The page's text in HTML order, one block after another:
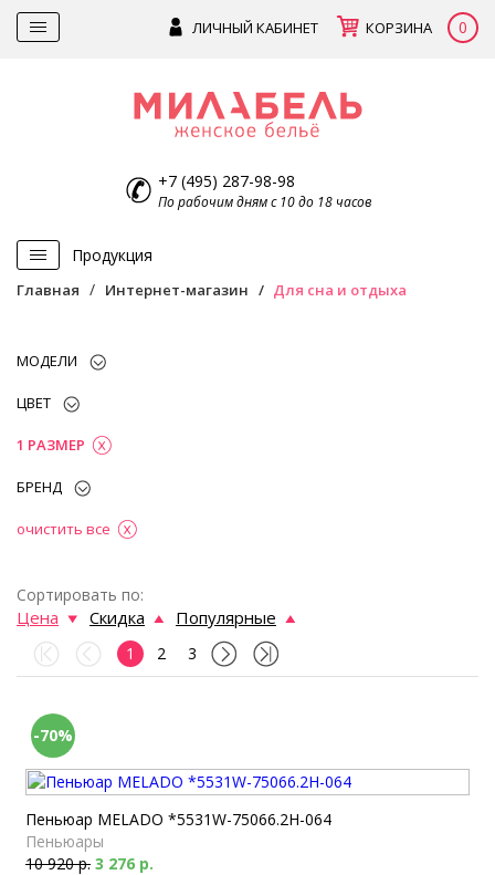
ЛИЧНЫЙ КАБИНЕТ КОРЗИНА 0
+7 (495) 287-98-98
По рабочим дням с 10 до 18 часов
Продукция
Главная Интернет-магазин Для сна и отдыха
МОДЕЛИ
ЦВЕТ
1 РАЗМЕР
БРЕНД
очистить все
Сортировать по:
Цена Скидка Популярные
1 2 3
-70%
Пеньюар MELADO *5531W-75066.2H-064
Пеньюары
10 920 р. 3 276 р.